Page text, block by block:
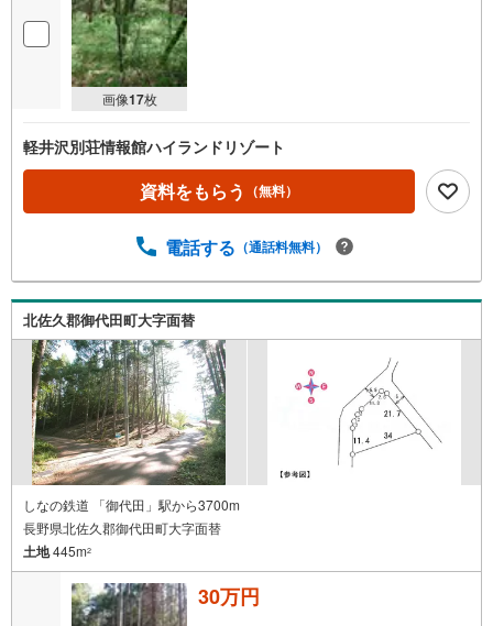
を
ー
ジ
保
る
画像17枚
軽井沢別荘情報館ハイランドリゾート
資料をもらう （無料）
電話する （通話料無料）
北佐久郡御代田町大字面替
しなの鉄道 「御代田」駅から3700m
長野県北佐久郡御代田町大字面替
土地445m2
30万円